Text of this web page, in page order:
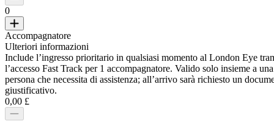
0
Accompagnatore
Ulteriori informazioni
Include l’ingresso prioritario in qualsiasi momento al London Eye
l’accesso Fast Track per 1 accompagnatore. Valido solo insieme a una
persona che necessita di assistenza; all’arrivo sarà richiesto un
giustificativo.
0,00 £